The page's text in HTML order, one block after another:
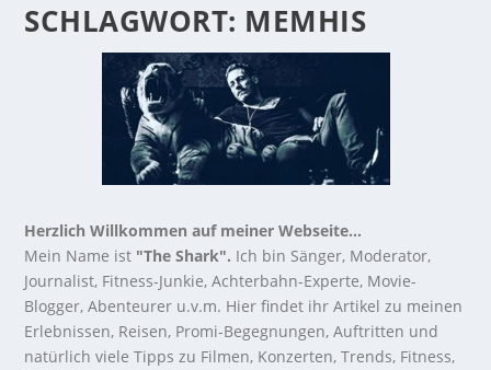
SCHLAGWORT: MEMHIS
Herzlich Willkommen auf meiner Webseite...
Mein Name ist "The Shark". Ich bin Sänger, Moderator,
Journalist, Fitness-Junkie, Achterbahn-Experte, Movie-
Blogger, Abenteurer u.v.m. Hier findet ihr Artikel zu meinen
Erlebnissen, Reisen, Promi-Begegnungen, Auftritten und
natürlich viele Tipps zu Filmen, Konzerten, Trends, Fitness,